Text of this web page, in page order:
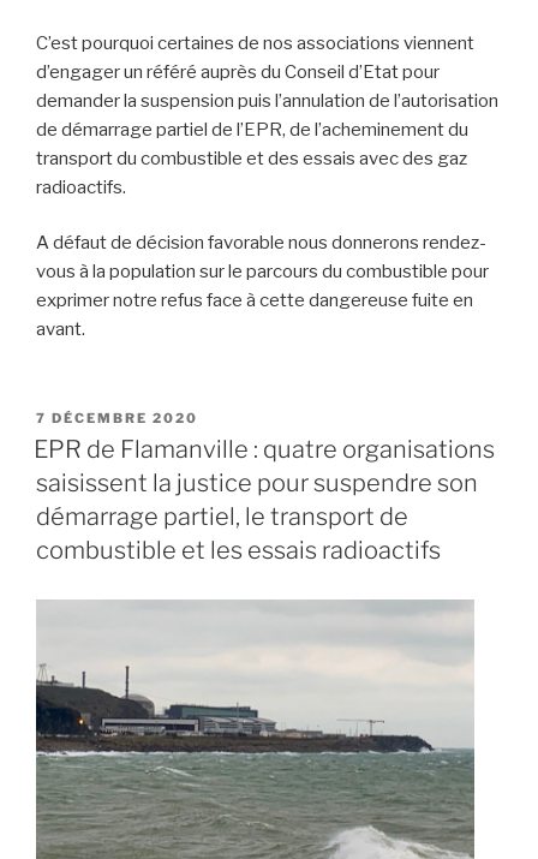
C’est pourquoi certaines de nos associations viennent
d’engager un référé auprès du Conseil d’Etat pour
demander la suspension puis l’annulation de l’autorisation
de démarrage partiel de l’EPR, de l’acheminement du
transport du combustible et des essais avec des gaz
radioactifs.
A défaut de décision favorable nous donnerons rendez-
vous à la population sur le parcours du combustible pour
exprimer notre refus face à cette dangereuse fuite en
avant.
PUBLIÉ
LE
7 DÉCEMBRE 2020
EPR de Flamanville : quatre organisations
saisissent la justice pour suspendre son
démarrage partiel, le transport de
combustible et les essais radioactifs